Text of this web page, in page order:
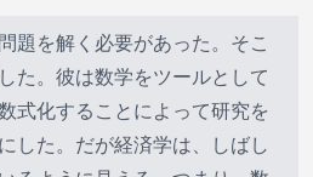
題を解く必要があった。そこ
た。彼は数学をツールとして
式化することによって研究を
した。だが経済学は、しばし